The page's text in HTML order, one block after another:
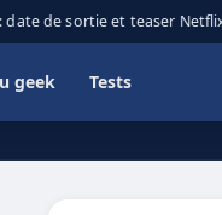
date de sortie et teaser Netflix
geek Tests